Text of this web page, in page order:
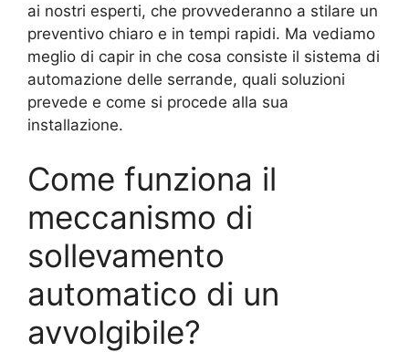
ai nostri esperti, che provvederanno a stilare un
preventivo chiaro e in tempi rapidi. Ma vediamo
meglio di capir in che cosa consiste il sistema di
automazione delle serrande, quali soluzioni
prevede e come si procede alla sua
installazione.
Come funziona il
meccanismo di
sollevamento
automatico di un
avvolgibile?